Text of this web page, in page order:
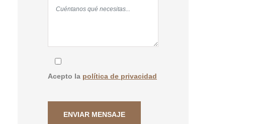
Acepto la política de privacidad